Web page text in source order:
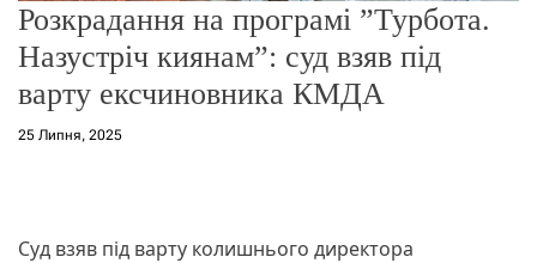
Розкрадання на програмі ”Турбота.
Назустріч киянам”: суд взяв під
варту ексчиновника КМДА
25 Липня, 2025
Суд взяв під варту колишнього директора